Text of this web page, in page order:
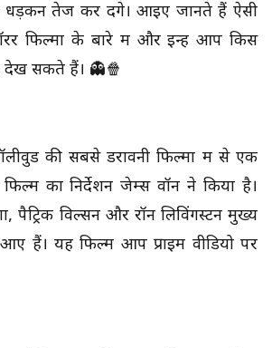
तेज कर देंगे। आइए जानते हैं ऐसी
फिल्मों के बारे में और इन्हें आप किस
देख सकते हैं। 👻🍿
की सबसे डरावनी फिल्मों में से एक
का निर्देशन जेम्स वॉन ने किया है।
पैट्रिक विल्सन और रॉन लिविंगस्टन मुख्य
हैं। यह फिल्म आप प्राइम वीडियो पर